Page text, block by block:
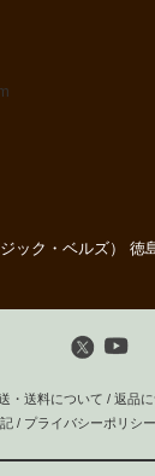
ジック・ベルズ）
・送料について / 返品
/ プライバシーポリシー